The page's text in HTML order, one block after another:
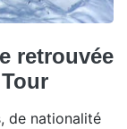
retrouvée
de nationalité